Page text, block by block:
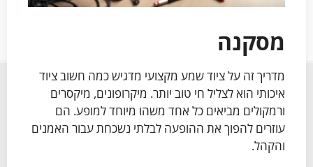
מסקנה
מדריך זה על ציוד שמע מקצועי מדגיש כמה חשוב ציוד
איכותי הוא לצליל חי טוב יותר. מיקרופונים, מיקסרים
ורמקולים מביאים כל אחד משהו מיוחד למופע. הם
עוזרים להפוך את ההופעה לבלתי נשכחת עבור האמנים
והקהל.